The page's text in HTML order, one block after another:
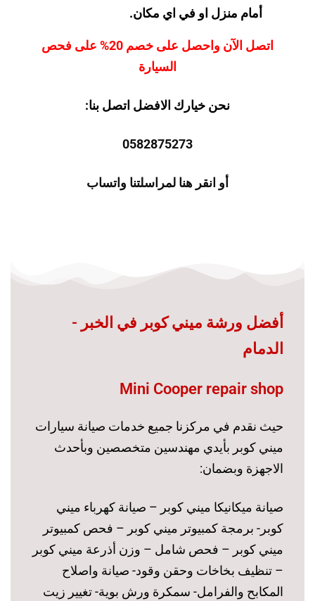
أمام منزل او في اي مكان.
اتصل الآن واحصل على خصم 20% على فحص
السيارة
نحن خيارك الافضل اتصل بنا:
0582875273
أو انقر هنا لمراسلتنا واتساب
أفضل ورشة ميني كوبر في الخبر -
الدمام
Mini Cooper repair shop
حيث نقدم في مركزنا جميع خدمات صيانة سيارات
ميني كوبر بأيدي مهندسين متخصصين وبأحدث
الاجهزة وبضمان:
صيانة ميكانيكا ميني كوبر – صيانة كهرباء ميني
كوبر- برمجة كمبيوتر ميني كوبر – فحص كمبيوتر
ميني كوبر – فحص شامل – وزن أذرعة ميني كوبر
– تنظيف بخاخات وحقن وقود- صيانة واصلاح
المكابح والفرامل- سمكرة ورش بوية- تغيير زيت